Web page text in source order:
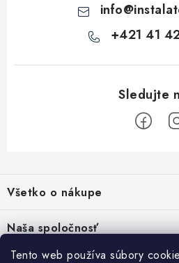
Tento web používa súbory
info@
+421 41
p
ä
t
Všetko o nákupe
Naša spoločnosť
SHOWROOM - poradňa pre vaše